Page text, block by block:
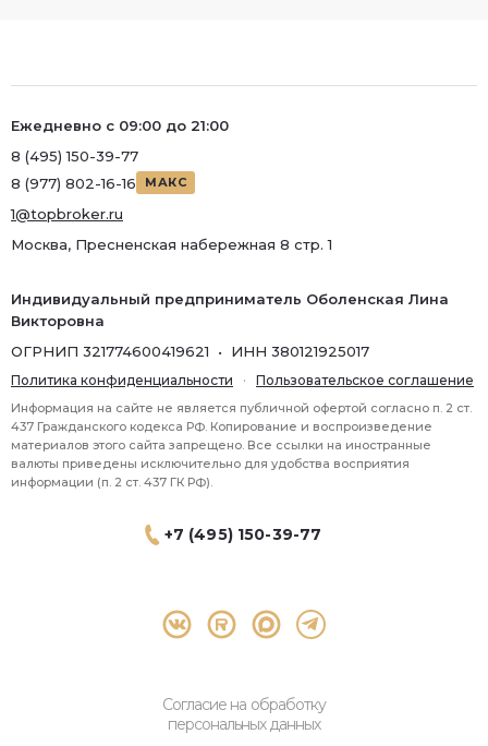
+7 (495) 150-39-77
Согласие на обработку
персональных данных
Ежедневно с 09:00 до 21:00
8 (495) 150-39-77
8 (977) 802-16-16
МАКС
1@topbroker.ru
Москва, Пресненская набережная 8 стр. 1
Индивидуальный предприниматель Оболенская Лина
Викторовна
ОГРНИП 321774600419621 • ИНН 380121925017
Политика конфиденциальности · Пользовательское соглашение
Информация на сайте не является публичной офертой согласно п. 2 ст.
437 Гражданского кодекса РФ. Копирование и воспроизведение
материалов этого сайта запрещено. Все ссылки на иностранные
валюты приведены исключительно для удобства восприятия
информации (п. 2 ст. 437 ГК РФ).